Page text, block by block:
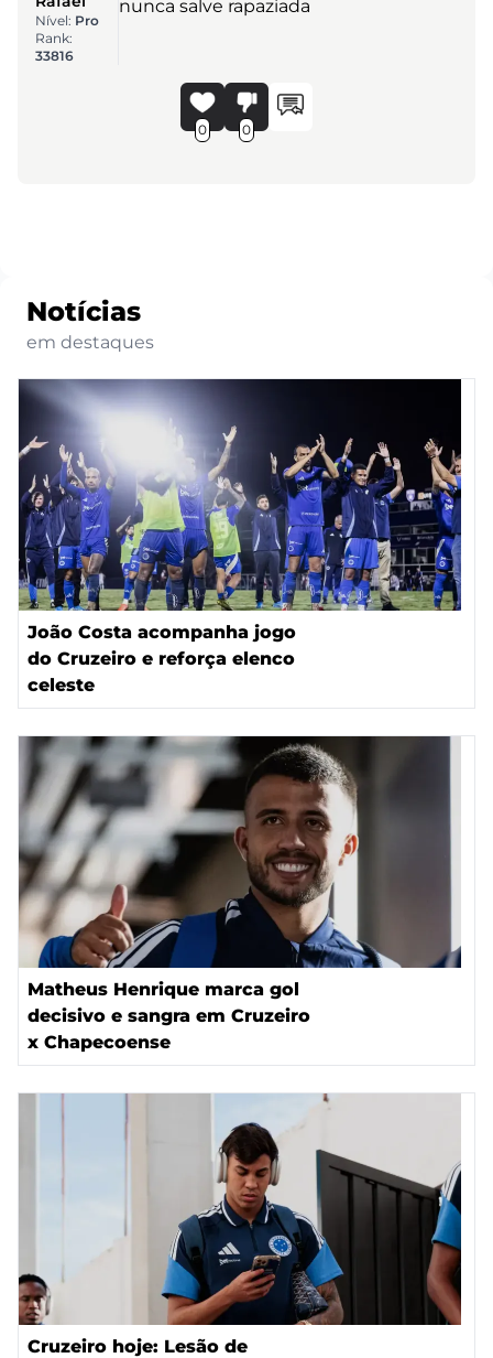
Nível: Pro
Rank:
33816
nunca salve rapaziada
0 0
Notícias
em destaques
João Costa acompanha jogo
do Cruzeiro e reforça elenco
celeste
Matheus Henrique marca gol
decisivo e sangra em Cruzeiro
x Chapecoense
Cruzeiro hoje: Lesão de